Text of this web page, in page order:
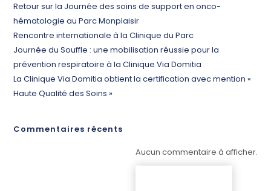
Retour sur la Journée des soins de support en onco-
hématologie au Parc Monplaisir
Rencontre internationale à la Clinique du Parc
Journée du Souffle : une mobilisation réussie pour la
prévention respiratoire à la Clinique Via Domitia
La Clinique Via Domitia obtient la certification avec mention «
Haute Qualité des Soins »
Commentaires récents
Aucun commentaire à afficher.